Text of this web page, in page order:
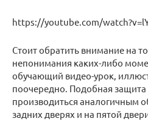
https://youtube.com/
Стоит обратить внимание на
непонимания каких-либо
обучающий видео-урок,
поочередно. Подобная
производиться аналогичным
задних дверях и на пятой